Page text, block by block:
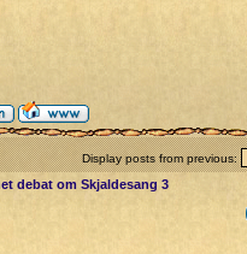
Display posts from previous:
debat om Skjaldesang 3